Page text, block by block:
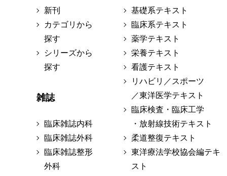
新刊
カテゴリから
探す
シリーズから
探す
雑誌
臨床雑誌内科
臨床雑誌外科
臨床雑誌整形
外科
基礎系テキスト
臨床系テキスト
薬学テキスト
栄養テキスト
看護テキスト
リハビリ／スポーツ
／東洋医学テキスト
臨床検査・臨床工学
・放射線技術テキスト
柔道整復テキスト
東洋療法学校協会編テキ
スト